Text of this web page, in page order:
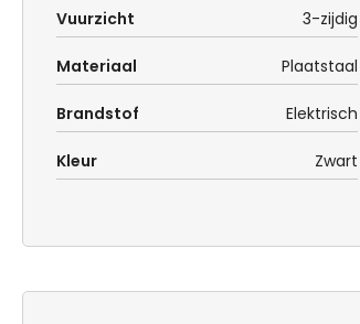
Vuurzicht 3-zijdig
Materiaal Plaatstaal
Brandstof Elektrisch
Kleur Zwart